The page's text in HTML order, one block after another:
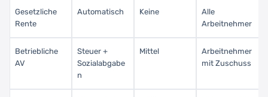
Gesetzliche
Rente
Automatisch Keine
Alle
Arbeitnehmer
Betriebliche
AV
Steuer +
Sozialabgabe
n
Mittel
Arbeitnehmer
mit Zuschuss